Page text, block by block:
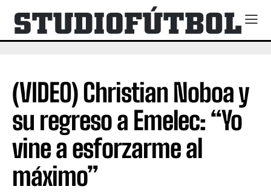
(VIDEO) Christian Noboa y
su regreso a Emelec: “Yo
vine a esforzarme al
máximo”